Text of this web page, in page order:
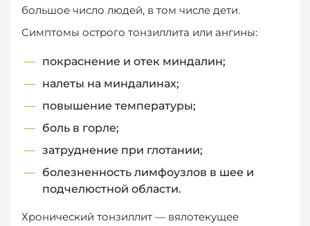
большое число людей, в том числе дети.
Симптомы острого тонзиллита или ангины:
покраснение и отек миндалин;
налеты на миндалинах;
повышение температуры;
боль в горле;
затруднение при глотании;
болезненность лимфоузлов в шее и
подчелюстной области.
Хронический тонзиллит — вялотекущее